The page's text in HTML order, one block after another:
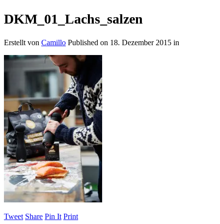
DKM_01_Lachs_salzen
Erstellt von Camillo Published on 18. Dezember 2015 in
Tweet Share Pin It Print